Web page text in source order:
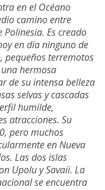
en el Océano
camino entre
Polinesia. Es creado
en día ninguno de
pequeños terremotos
hermosa
de su intensa belleza
selvas y cascadas
humilde,
atracciones. Su
pero muchos
en Nueva
Las dos islas
Upolu y Savaii. La
se encuentra